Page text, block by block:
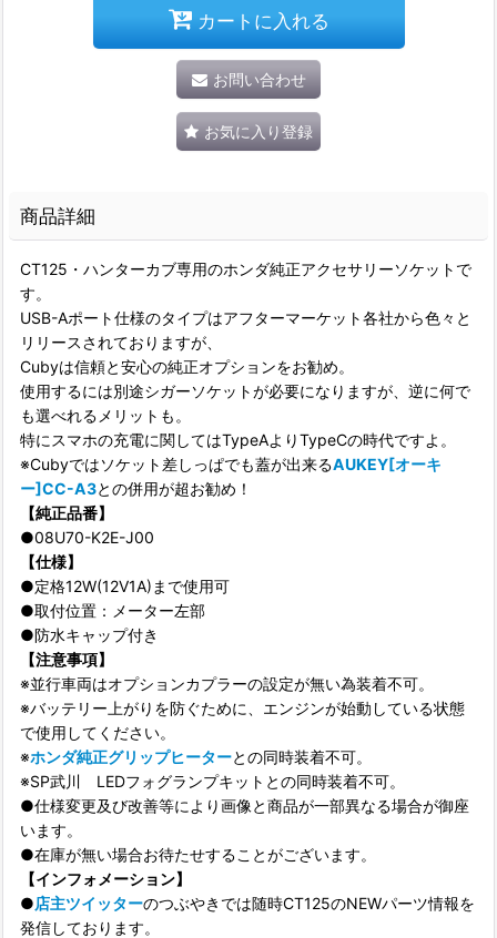
カートに入れる
お問い合わせ
お気に入り登録
商品詳細
CT125・ハンターカブ専用のホンダ純正アクセサリーソケットで
す。
USB-Aポート仕様のタイプはアフターマーケット各社から色々と
リリースされておりますが、
Cubyは信頼と安心の純正オプションをお勧め。
使用するには別途シガーソケットが必要になりますが、逆に何で
も選べれるメリットも。
特にスマホの充電に関してはTypeAよりTypeCの時代ですよ。
※Cubyではソケット差しっぱでも蓋が出来るAUKEY[オーキ
ー]CC-A3との併用が超お勧め！
【純正品番】
●08U70-K2E-J00
【仕様】
●定格12W(12V1A)まで使用可
●取付位置：メーター左部
●防水キャップ付き
【注意事項】
※並行車両はオプションカプラーの設定が無い為装着不可。
※バッテリー上がりを防ぐために、エンジンが始動している状態
で使用してください。
※ホンダ純正グリップヒーターとの同時装着不可。
※SP武川 LEDフォグランプキットとの同時装着不可。
●仕様変更及び改善等により画像と商品が一部異なる場合が御座
います。
●在庫が無い場合お待たせすることがございます。
【インフォメーション】
●店主ツイッターのつぶやきでは随時CT125のNEWパーツ情報を
発信しております。